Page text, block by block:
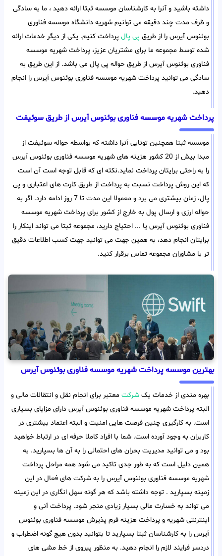
داشته باشید و آنرا به کارشناسان موسسه ثبتا ارائه دهید ، ما به سادگی
و ظرف مدت چند دقیقه می توانیم شهریه دانشگاه موسسه فناوری
بوئنوس آیرس را از طریق پی پال پرداخت کنیم. یکی از دیگر خدمات ارائه
شده توسط مجموعه ما برای مشتریان عزیز، پرداخت شهریه موسسه
فناوری بوئنوس آیرس از طریق حواله پی پال می باشد. از این طریق به
سادگی می توانید پرداخت شهریه موسسه فناوری بوئنوس آیرس را انجام
دهید.
پرداخت شهریه موسسه فناوری بوئنوس آیرس از طریق سوئیفت
موسسه ثبتا همچنین تونایی آنرا داشته که بواسطه حواله سوئیفت از
مبدا بیش از 20 کشور هزینه های شهریه موسسه فناوری بوئنوس آیرس
را به راحتی برایتان پرداخت نماید.نکته ای که قابل توجه است آن است
که این روش پرداخت نسبت به پرداخت از طریق کارت های اعتباری و پی
پال، زمان بیشتری می برد و معمولا این مدت تا 7 روز ادامه دارد. اگر به
حواله ارزی و ارسال پول به خارج از کشور برای پرداخت شهریه موسسه
فناوری بوئنوس آیرس یا ... احتیاج دارید، مجموعه ثبتا می تواند اینکار را
برایتان انجام دهد، به همین جهت می توانید جهت کسب اطلاعات دقیق
تر با مشاوران مجموعه تماس برقرار کنید.
بهترین موسسه پرداخت شهریه موسسه فناوری بوئنوس آیرس
بهره مندی از خدمات یک شرکت معتبر برای انجام نقل و انتقالات مالی و
البته پرداخت شهریه موسسه فناوری بوئنوس آیرس دارای مزایای بسیاری
است. به کارگیری چنین فرصت هایی امنیت و البته اعتماد بیشتری در
کاربران به وجود آورده است. شما با افراد کاملا حرفه ای در ارتباط خواهید
بود و می توانید مدیریت بحران های احتمالی را به آن ها بسپارید. به
همین دلیل است که به طور جدی تاکید می شود همه مراحل پرداخت
شهریه موسسه فناوری بوئنوس آیرس را به شرکت های فعال در این
زمینه بسپارید . توجه داشته باشد که هر گونه سهل انگاری در این زمینه
می تواند به خسارت مالی بسیار زیادی منجر شود. پرداخت آنی و
اینترنتی شهریه و پرداخت هزینه فرم پذیرش موسسه فناوری بوئنوس
آیرس را به کارشناسان ثبتا بسپارید تا بتوانید بدون هیچ گونه اضطراب و
دردسر فرایند لازم را انجام دهید. به منظور پیروی از خط مشی های